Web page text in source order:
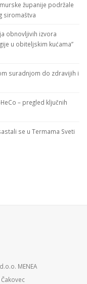
županije podržale
siromaštva
obnovljivih izvora
u obiteljskim kućama”
suradnjom do zdravijih i
– pregled ključnih
se u Termama Sveti
MENEA